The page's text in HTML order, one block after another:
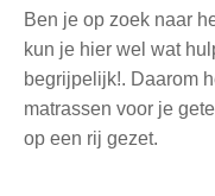
Ben je op zoek naar
kun je hier wel wat
begrijpelijk!. Daarom
matrassen voor je
op een rij gezet.